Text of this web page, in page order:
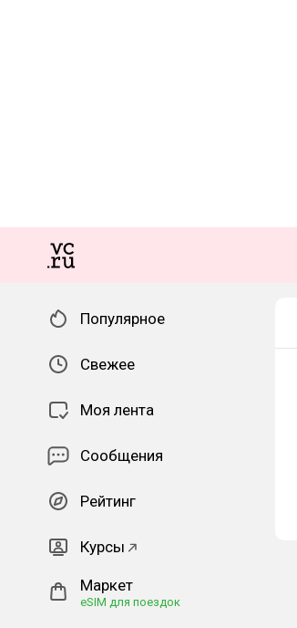
Популярное
Свежее
Моя лента
Сообщения
Рейтинг
Курсы
Маркет
eSIM для поездок